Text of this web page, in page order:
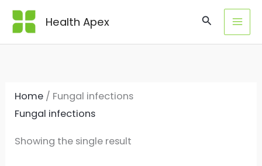
Skip
content
Health Apex Search
Home / Fungal infections
Fungal infections
Showing the single result